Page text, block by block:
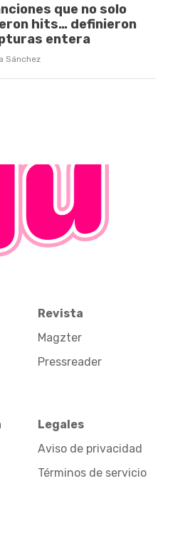
que no solo
hits… definieron
entera
Sánchez
Revista
Magzter
Pressreader
Legales
Aviso de privacidad
Términos de servicio